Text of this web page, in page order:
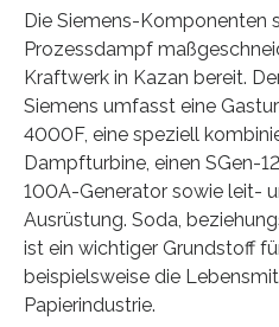
Die Siemens-Komponenten
Prozessdampf
Kraftwerk in Kazan bereit.
Siemens umfasst eine
4000F, eine speziell
Dampfturbine, einen SGen-
100A-Generator sowie leit-
Ausrüstung. Soda,
ist ein wichtiger Grundstoff
beispielsweise die
Papierindustrie.